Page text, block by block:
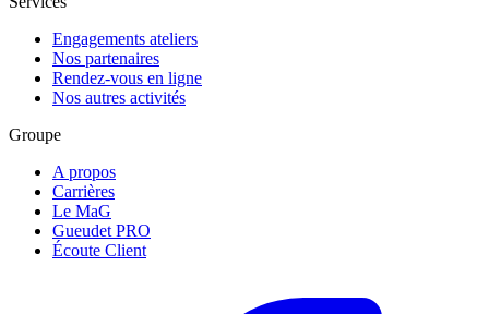
Engagements ateliers
Nos partenaires
Rendez-vous en ligne
Nos autres activités
Groupe
A propos
Carrières
Le MaG
Gueudet PRO
Écoute Client